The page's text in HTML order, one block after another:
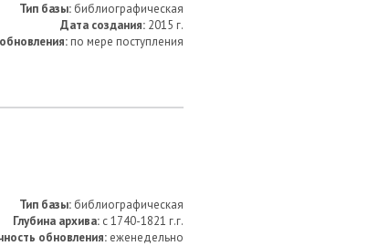
Тип базы: библиографическая
Дата создания: 2015 г.
по мере поступления
Тип базы: библиографическая
Глубина архива: с 1740-1821 г.г.
обновления: еженедельно